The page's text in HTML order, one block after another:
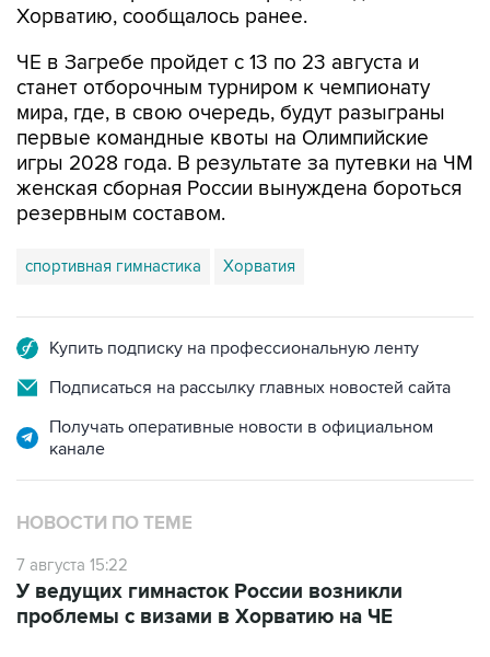
Хорватию, сообщалось ранее.
ЧЕ в Загребе пройдет с 13 по 23 августа и
станет отборочным турниром к чемпионату
мира, где, в свою очередь, будут разыграны
первые командные квоты на Олимпийские
игры 2028 года. В результате за путевки на ЧМ
женская сборная России вынуждена бороться
резервным составом.
спортивная гимнастика Хорватия
Купить подписку на профессиональную ленту
Подписаться на рассылку главных новостей сайта
Получать оперативные новости в официальном
канале
НОВОСТИ ПО ТЕМЕ
7 августа 15:22
У ведущих гимнасток России возникли
проблемы с визами в Хорватию на ЧЕ